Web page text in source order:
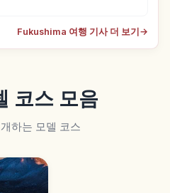
Fukushima 여행 기사 더 보기 →
코스 모음
하는 모델 코스